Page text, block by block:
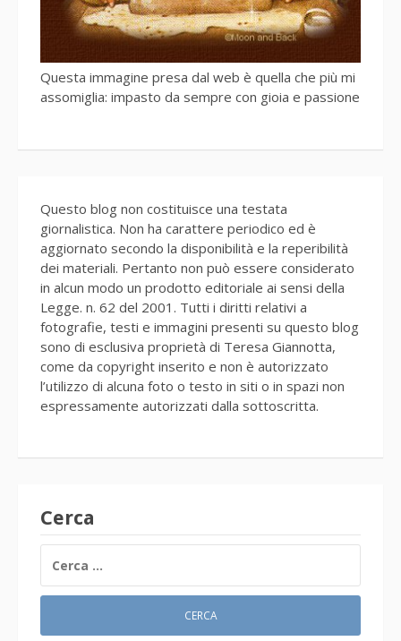
Questa immagine presa dal web è quella che più mi
assomiglia: impasto da sempre con gioia e passione
Questo blog non costituisce una testata
giornalistica. Non ha carattere periodico ed è
aggiornato secondo la disponibilità e la reperibilità
dei materiali. Pertanto non può essere considerato
in alcun modo un prodotto editoriale ai sensi della
Legge. n. 62 del 2001. Tutti i diritti relativi a
fotografie, testi e immagini presenti su questo blog
sono di esclusiva proprietà di Teresa Giannotta,
come da copyright inserito e non è autorizzato
l’utilizzo di alcuna foto o testo in siti o in spazi non
espressamente autorizzati dalla sottoscritta.
Cerca
PER: